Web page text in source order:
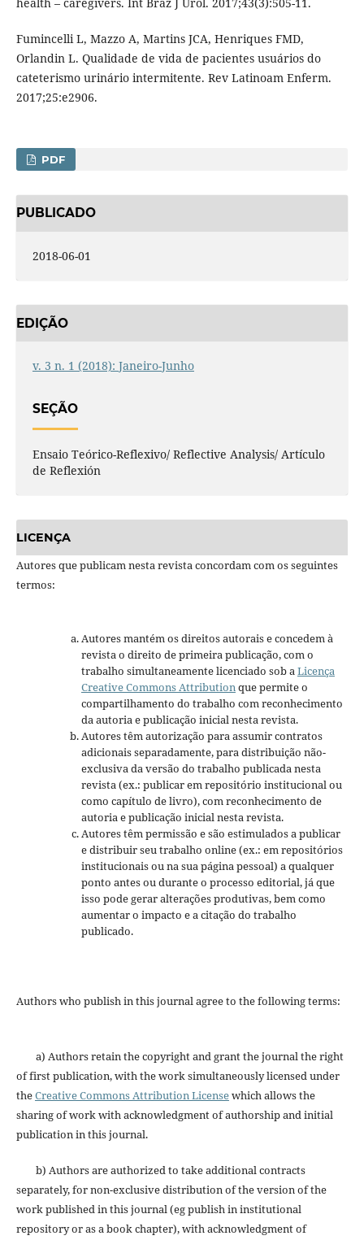
Fumincelli L, Mazzo A, Martins JCA, Henriques FMD,
Orlandin L. Qualidade de vida de pacientes usuários do
cateterismo urinário intermitente. Rev Latinoam Enferm.
2017;25:e2906.
PDF
PUBLICADO
2018-06-01
EDIÇÃO
v. 3 n. 1 (2018): Janeiro-Junho
SEÇÃO
Ensaio Teórico-Reflexivo/ Reflective Analysis/ Artículo
de Reflexión
LICENÇA
Autores que publicam nesta revista concordam com os seguintes
termos:
Autores mantém os direitos autorais e concedem à
revista o direito de primeira publicação, com o
trabalho simultaneamente licenciado sob aLicença
Creative Commons Attributionque permite o
compartilhamento do trabalho com reconhecimento
da autoria e publicação inicial nesta revista.
Autores têm autorização para assumir contratos
adicionais separadamente, para distribuição não-
exclusiva da versão do trabalho publicada nesta
revista (ex.: publicar em repositório institucional ou
como capítulo de livro), com reconhecimento de
autoria e publicação inicial nesta revista.
Autores têm permissão e são estimulados a publicar
e distribuir seu trabalho online (ex.: em repositórios
institucionais ou na sua página pessoal) a qualquer
ponto antes ou durante o processo editorial, já que
isso pode gerar alterações produtivas, bem como
aumentar o impacto e a citação do trabalho
publicado.
Authors who publish in this journal agree to the following terms:
a) Authors retain the copyright and grant the journal the right
of first publication, with the work simultaneously licensed under
theCreative Commons Attribution Licensewhich allows the
sharing of work with acknowledgment of authorship and initial
publication in this journal.
b) Authors are authorized to take additional contracts
separately, for non-exclusive distribution of the version of the
work published in this journal (eg publish in institutional
repository or as a book chapter), with acknowledgment of